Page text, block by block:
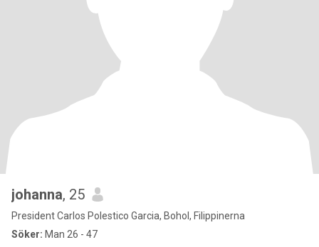
johanna, 25
President Carlos Polestico Garcia, Bohol, Filippinerna
Söker: Man 26 - 47